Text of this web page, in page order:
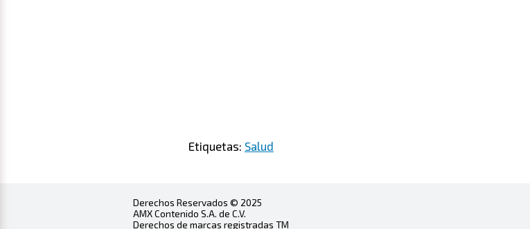
Etiquetas: Salud
Derechos Reservados © 2025
AMX Contenido S.A. de C.V.
Derechos de marcas registradas TM